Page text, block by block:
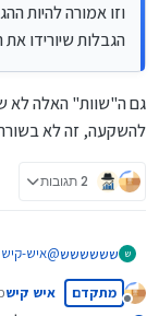
וזו אמורה להיות
הגבלות שיורידו
גם ה"שוות" האלה לא
להשקעה, זה לא
2 תגובות
ש שששששש@איש-קיש
מנותק
מתקדם איש קיש